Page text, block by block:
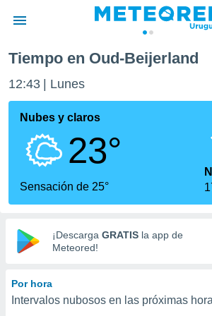
de
ha
calidad.
a este
las
y
digital
basada
Tiempo en Oud-Beijerland
12:43 Lunes
Nubes y claros
23°
Sensación de 25°
¡Descarga GRATIS la app de
Meteored!
Por hora
Intervalos nubosos en las próximas